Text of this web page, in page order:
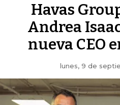
Havas
Andrea
nueva CEO
lunes, 9 de